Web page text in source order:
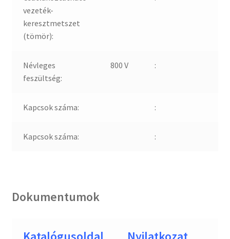
vezeték-
keresztmetszet
(tömör):
Névleges
feszültség:
800 V :
Kapcsok száma: :
Kapcsok száma: :
Dokumentumok